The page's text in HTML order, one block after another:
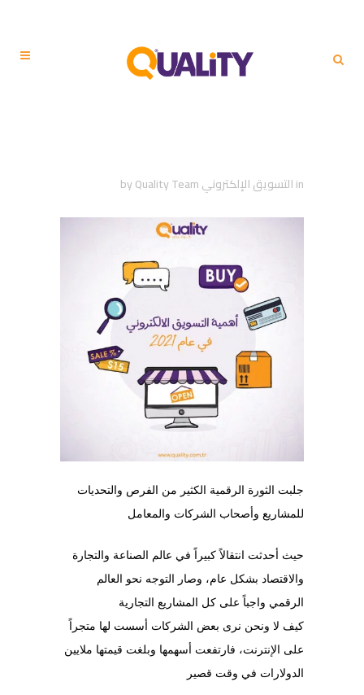
inالتسويق الإلكتروني byQuality Team
جلبت الثورة الرقمية الكثير من الفرص والتحديات
للمشاريع وأصحاب الشركات والمعامل
حيث أحدثت انتقالاً كبيراً في عالم الصناعة والتجارة
والاقتصاد بشكل عام، وصار التوجه نحو العالم
الرقمي واجباً على كل المشاريع التجارية
كيف لا ونحن نرى بعض الشركات أسست لها متجراً
على الإنترنت، فارتفعت أسهمها وبلغت قيمتها ملايين
الدولارات في وقت قصير